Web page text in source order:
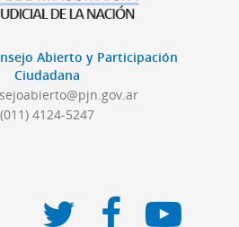
Abierto y Participación
Ciudadana
(011) 4124-5247